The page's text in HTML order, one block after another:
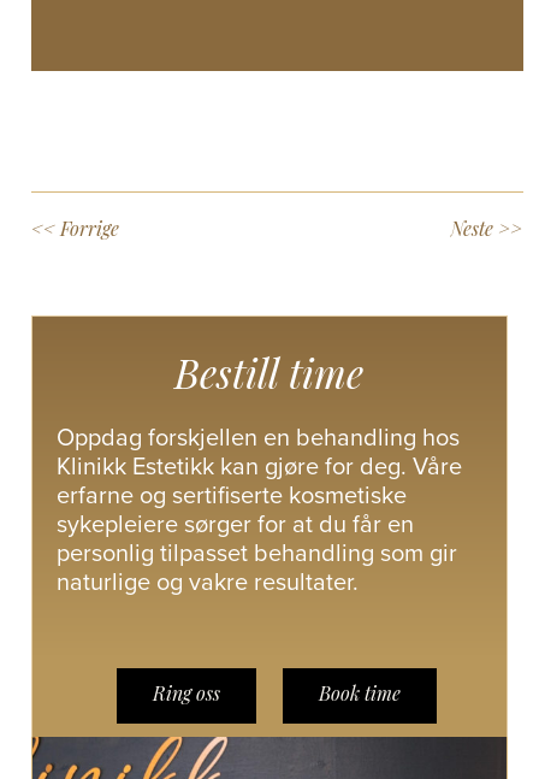
<< Forrige Neste >>
Bestill time
Oppdag forskjellen en behandling hos
Klinikk Estetikk kan gjøre for deg. Våre
erfarne og sertifiserte kosmetiske
sykepleiere sørger for at du får en
personlig tilpasset behandling som gir
naturlige og vakre resultater.
Ring oss Book time